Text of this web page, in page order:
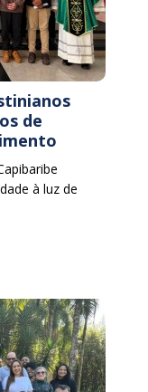
de
à luz de